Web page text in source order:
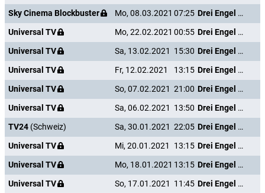
Sky Cinema Blockbuster
Mo, 08.03.2021 07:25
Drei Engel für Charlie - Volle Power
Universal TV
Mo, 22.02.2021 00:55
Drei Engel für Charlie - Volle Power
Universal TV
Sa, 13.02.2021 15:30
Drei Engel für Charlie - Volle Power
Universal TV
Fr, 12.02.2021 13:15
Drei Engel für Charlie - Volle Power
Universal TV
So, 07.02.2021 21:00
Drei Engel für Charlie - Volle Power
Universal TV
Sa, 06.02.2021 13:50
Drei Engel für Charlie - Volle Power
TV24 (Schweiz) Sa, 30.01.2021 22:05
Drei Engel für Charlie - Volle Power
Universal TV
Mi, 20.01.2021 13:15
Drei Engel für Charlie - Volle Power
Universal TV
Mo, 18.01.2021 13:15
Drei Engel für Charlie - Volle Power
Universal TV
So, 17.01.2021 11:45
Drei Engel für Charlie - Volle Power